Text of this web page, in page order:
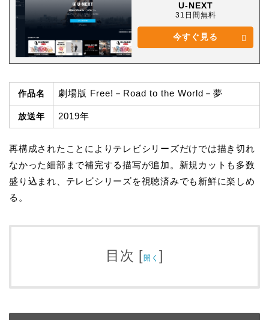
U-NEXT
31日間無料
今すぐ見る
作品名 劇場版 Free!－Road to the World－夢
放送年 2019年
再構成されたことによりテレビシリーズだけでは描き切れ
なかった細部まで補完する描写が追加。新規カットも多数
盛り込まれ、テレビシリーズを視聴済みでも新鮮に楽しめ
る。
目次 [開く ]